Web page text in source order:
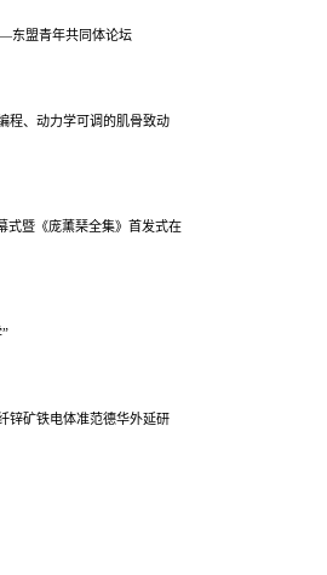
东盟青年共同体论坛
程、动力学可调的肌骨致动
暨《庞薰琹全集》首发式在
锌矿铁电体准范德华外延研